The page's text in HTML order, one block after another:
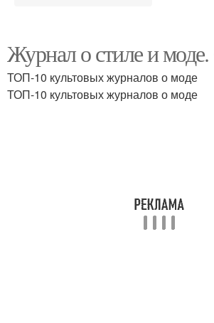
Журнал о стиле и
ТОП-10 культовых журналов о моде
ТОП-10 культовых журналов о моде